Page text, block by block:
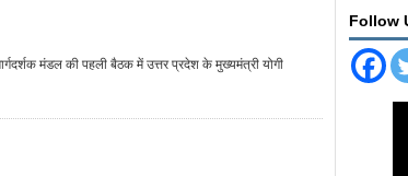
मंडल की पहली बैठक में उत्तर प्रदेश के मुख्यमंत्री योगी
Follow